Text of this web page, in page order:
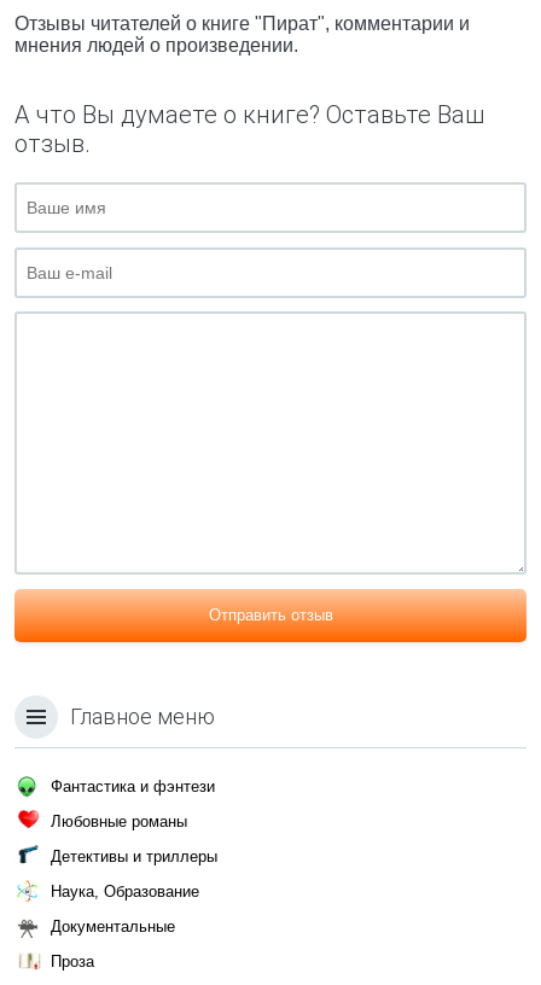
Отзывы читателей о книге "Пират", комментарии и
мнения людей о произведении.
А что Вы думаете о книге? Оставьте Ваш
отзыв.
Отправить отзыв
Главное меню
Фантастика и фэнтези
Любовные романы
Детективы и триллеры
Наука, Образование
Документальные
Проза